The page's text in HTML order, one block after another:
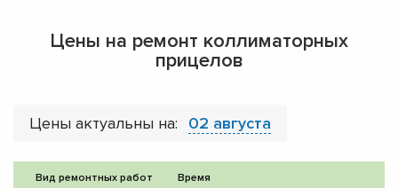
Цены на ремонт коллиматорных
прицелов
Цены актуальны на: 02 августа
Вид ремонтных работ Время